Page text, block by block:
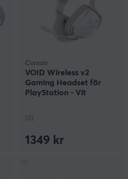
Corsair
VOID Wireless v2
Gaming Headset för
PlayStation - Vit
(0)
1349 kr